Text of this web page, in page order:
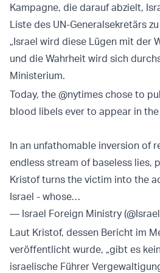
Kampagne, die darauf abzielt,
Liste des UN-Generalsekretärs zu
„Israel wird diese Lügen mit der
und die Wahrheit wird sich
Ministerium.
Today, the @nytimes chose to
blood libels ever to appear in
In an unfathomable inversion of
endless stream of baseless lies,
Kristof turns the victim into the
Israel - whose…
— Israel Foreign Ministry
Laut Kristof, dessen Bericht im
veröffentlicht wurde, „gibt es
israelische Führer